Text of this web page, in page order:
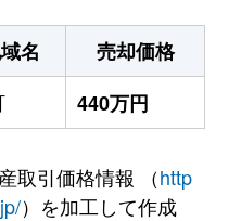
名
売却価格
440万円
取引価格情報 （http
）を加工して作成